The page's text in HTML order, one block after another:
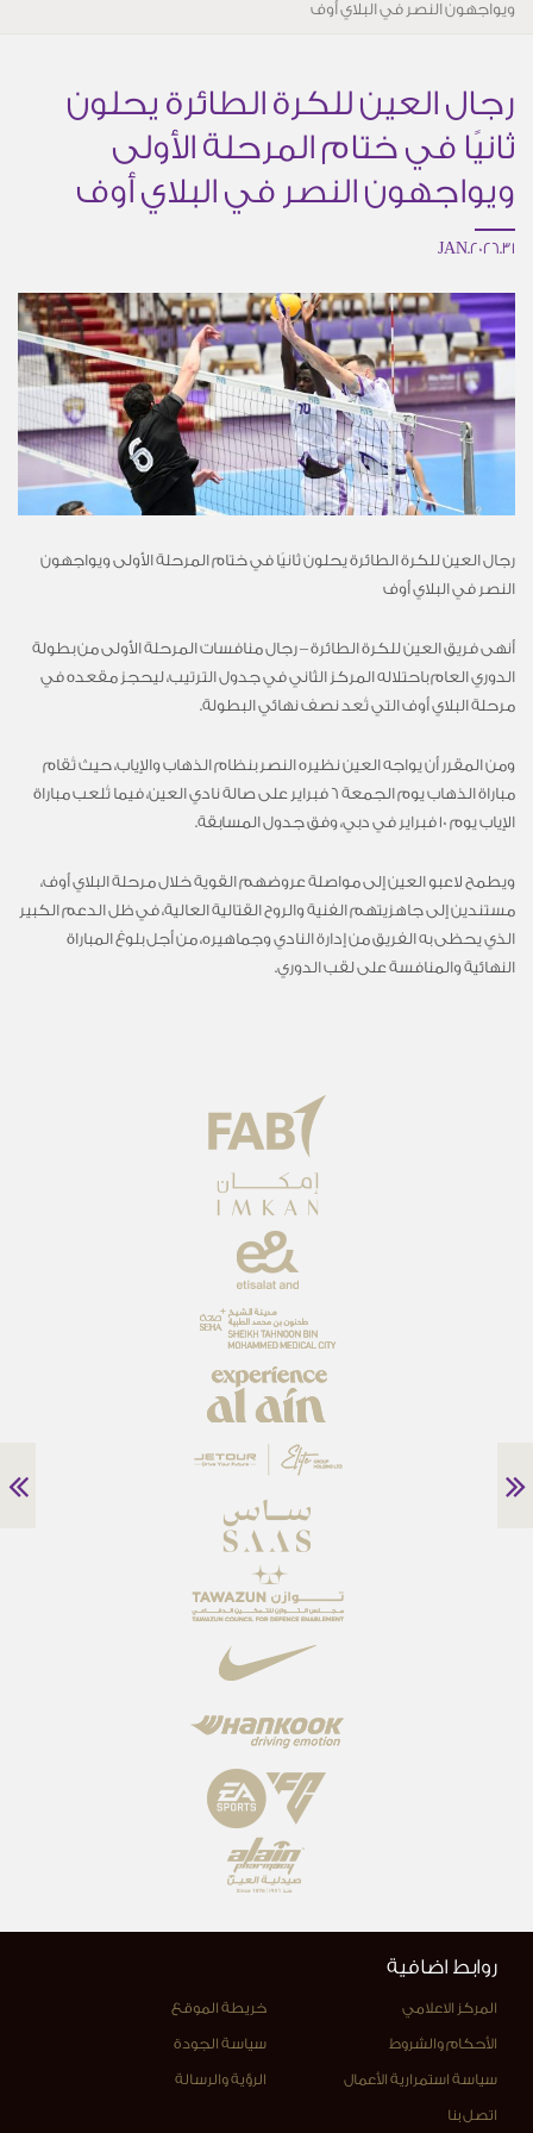
ويواجهون النصر في البلاي أوف
رجال العين للكرة الطائرة يحلون
ثانيًا في ختام المرحلة الأولى
ويواجهون النصر في البلاي أوف
31.JAN.2026
رجال العين للكرة الطائرة يحلون ثانيًا في ختام المرحلة الأولى ويواجهون
النصر في البلاي أوف
أنهى فريق العين للكرة الطائرة – رجال منافسات المرحلة الأولى من بطولة
الدوري العام باحتلاله المركز الثاني في جدول الترتيب، ليحجز مقعده في
مرحلة البلاي أوف التي تُعد نصف نهائي البطولة.
ومن المقرر أن يواجه العين نظيره النصر بنظام الذهاب والإياب، حيث تُقام
مباراة الذهاب يوم الجمعة 6 فبراير على صالة نادي العين، فيما تُلعب مباراة
الإياب يوم 10 فبراير في دبي، وفق جدول المسابقة.
ويطمح لاعبو العين إلى مواصلة عروضهم القوية خلال مرحلة البلاي أوف،
مستندين إلى جاهزيتهم الفنية والروح القتالية العالية، في ظل الدعم الكبير
الذي يحظى به الفريق من إدارة النادي وجماهيره، من أجل بلوغ المباراة
النهائية والمنافسة على لقب الدوري.
روابط اضافية
المركز الاعلامي خريطة الموقع
الأحكام والشروط سياسة الجودة
سياسة استمرارية الأعمال الرؤية والرسالة
اتصل بنا